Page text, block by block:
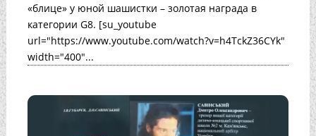
«блице» у юной шашистки – золотая награда в
категории G8. [su_youtube
url="https://www.youtube.com/watch?v=h4TckZ36CYk"
width="400"...